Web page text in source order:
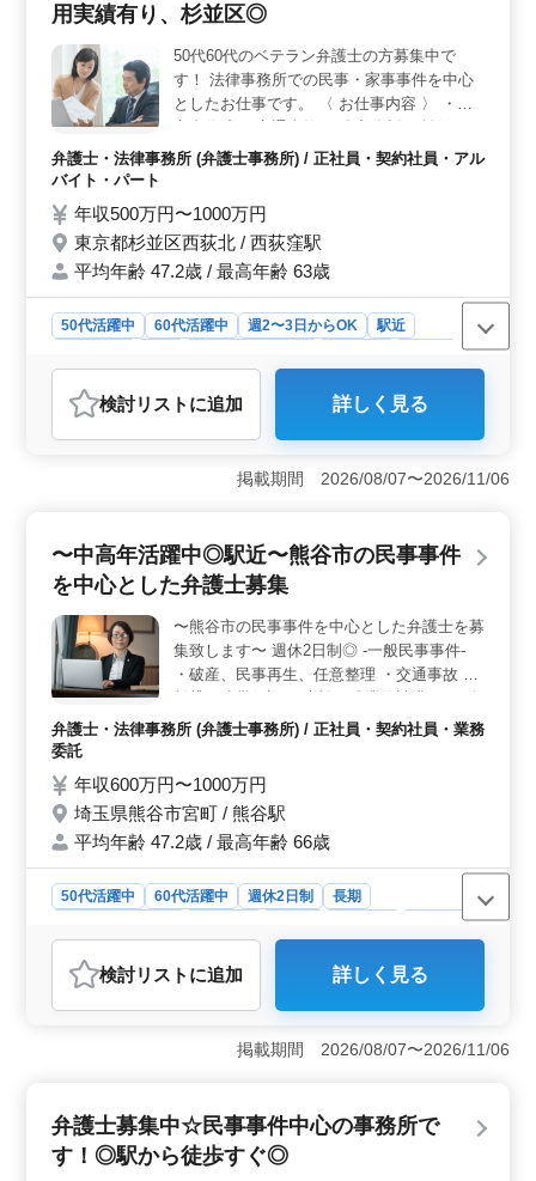
ンスが取りやすい環境が整っています。50歳以上が活躍
の待遇と報酬＞ 給与は年収500万円〜1600万円程度
で、通勤手当も実費支給です。社会保険完備や個人受任
可能などの福利厚生が整っており、経済的な安定感も抜
群。キャリアアップを望む方にぴったりです。
用実績有り、杉並区◎
50代60代のベテラン弁護士の方募集中で
す！ 法律事務所での民事・家事事件を中心
としたお仕事です。 〈 お仕事内容 〉 ・遺
言書作成 ・交通事故 ・遺産分割 ・離婚 ・
相続手続き ・賃金請求 ・成年後見高齢者の
税金問題 〈 特徴 〉 ・週休2日◯ ・都内駅
近 最寄り駅から徒歩1分 ・未経験分野サポ
ート ・未経験分野挑戦も可能 現在50歳以上
も活躍している企業です！ ぜひ今までの経
験を活かして頂ける方のご応募お待ちしてお
ります。
弁護士・法律事務所 (弁護士事務所) / 正社員・契約社員・アル
バイト・パート
年収500万円〜1000万円
東京都杉並区西荻北 / 西荻窪駅
平均年齢 47.2歳 / 最高年齢 63歳
50代活躍中 60代活躍中 週2〜3日からOK
駅近
アルバイト・パート
おすすめポイント
＜事務所の強み＞ 50代以上のベテラン弁護士募集で
す！杉並区での新規採用実績もあります。週休2日で、駅
から徒歩1分とアクセス抜群です。未経験でもしっかりサ
幅広い法的課題に対応していただきます。家事事件や民
事事件を中心に、多彩な案件に携わることができます。
る環境が整っています。 ＜経験豊富な50代以上の先
輩たち＞ 平均年齢47.2歳、最高年齢63歳、男性7：女性
3のアットホームな雰囲気が特徴です。50代60代のベテラ
ン弁護士が既に活躍しています。経験を共有し合い、お
互いに学び合うことでキャリアを一層深めましょう。
検討リスト に追加 詳しく見る
掲載期間 2026/08/07〜2026/11/06
〜中高年活躍中◎駅近〜熊谷市の民事事件
を中心とした弁護士募集
〜熊谷市の民事事件を中心とした弁護士を募
集致します〜 週休2日制◎ -一般民事事件-
・破産、民事再生、任意整理 ・交通事故 ・
産問題 ・売買代金請求 ・B型肝炎訴訟 ・債
虐待 ・高齢者・障害者の財産管理 当法律事
務所所属弁護士一同が皆様のお力になれるよ
う全力で努めさせていただきます！ 現在50
歳以上も活躍している企業です。 ぜひ今ま
での経験を活かして頂ける方のご応募お待ち
しております☆
弁護士・法律事務所 (弁護士事務所) / 正社員・契約社員・業務
委託
年収600万円〜1000万円
埼玉県熊谷市宮町 / 熊谷駅
平均年齢 47.2歳 / 最高年齢 66歳
50代活躍中 60代活躍中 週休2日制
長期
業務委託
おすすめポイント
＜経験者大歓迎！駅近弁護士＞ 中高年の方におすすめ
の熊谷市の法律事務所が、駅近で週休2日制の弁護士を募
集。一般民事事件を得意とし、債権回収から消費者事件
幅広い案件を手がけており、中高年経験者にとってスキ
ルアップの機会が豊富。 一般民事事件の専門家として
検討リスト に追加 詳しく見る
掲載期間 2026/08/07〜2026/11/06
弁護士募集中☆民事事件中心の事務所で
す！◎駅から徒歩すぐ◎